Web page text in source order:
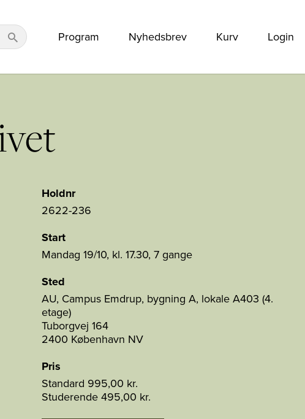
Program Nyhedsbrev Kurv Login
Holdnr
2622-236
Start
Mandag 19/10, kl. 17.30, 7 gange
Sted
AU, Campus Emdrup, bygning A, lokale A403 (4.
etage)
Tuborgvej 164
2400 København NV
Pris
Standard 995,00 kr.
Studerende 495,00 kr.